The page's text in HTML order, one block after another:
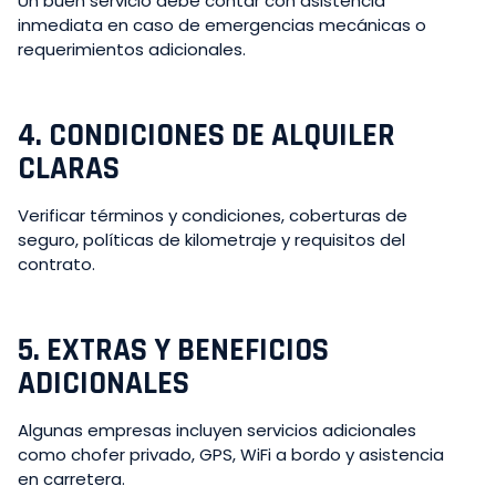
inmediata en caso de emergencias mecánicas o
requerimientos adicionales.
4. CONDICIONES DE ALQUILER
CLARAS
Verificar términos y condiciones, coberturas de
seguro, políticas de kilometraje y requisitos del
contrato.
5. EXTRAS Y BENEFICIOS
ADICIONALES
Algunas empresas incluyen servicios adicionales
como chofer privado, GPS, WiFi a bordo y asistencia
en carretera.